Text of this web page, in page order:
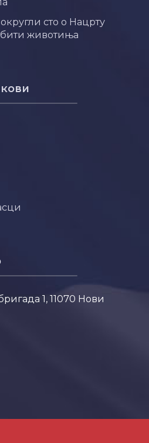
сто о Нацрту
животиња
1, 11070 Нови